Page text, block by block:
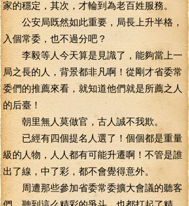
家的穩定，其次，才輪到為老百姓服務。
公安局既然如此重要，局長上升半格，
入個常委，也不過分吧？
李毅等人今天算是見識了，能夠當上一
局之長的人，背景都非凡啊！從剛才省委常
委們的推薦來看，就知道他們就是所薦之人
的后臺！
朝里無人莫做官，古人誠不我欺。
已經有四個提名人選了！個個都是重量
級的人物，人人都有可能升遷啊！不管是誰
出了線，中了彩，都不會覺得意外。
周遭那些參加省委常委擴大會議的聽客